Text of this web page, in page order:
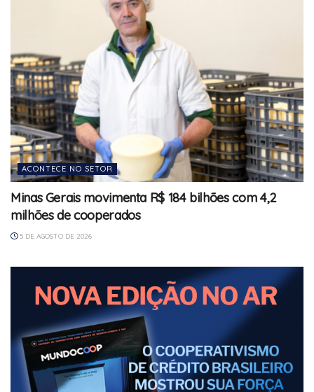
ACONTECE NO SETOR
Minas Gerais movimenta R$ 184 bilhões com 4,2
milhões de cooperados
5 DE AGOSTO DE 2026